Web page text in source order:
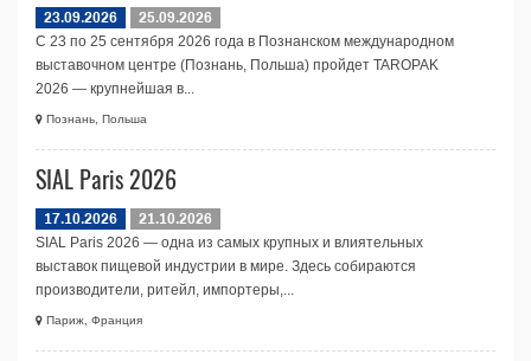
23.09.2026
25.09.2026
С 23 по 25 сентября 2026 года в Познанском международном
выставочном центре (Познань, Польша) пройдет TAROPAK
2026 — крупнейшая в...
Познань, Польша
SIAL Paris 2026
17.10.2026
21.10.2026
SIAL Paris 2026 — одна из самых крупных и влиятельных
выставок пищевой индустрии в мире. Здесь собираются
производители, ритейл, импортеры,...
Париж, Франция